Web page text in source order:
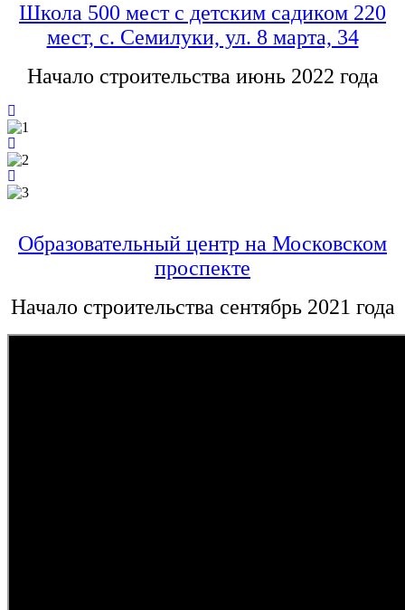
Школа 500 мест с детским садиком 220
мест, с. Семилуки, ул. 8 марта, 34
Начало строительства июнь 2022 года
Образовательный центр на Московском
проспекте
Начало строительства сентябрь 2021 года